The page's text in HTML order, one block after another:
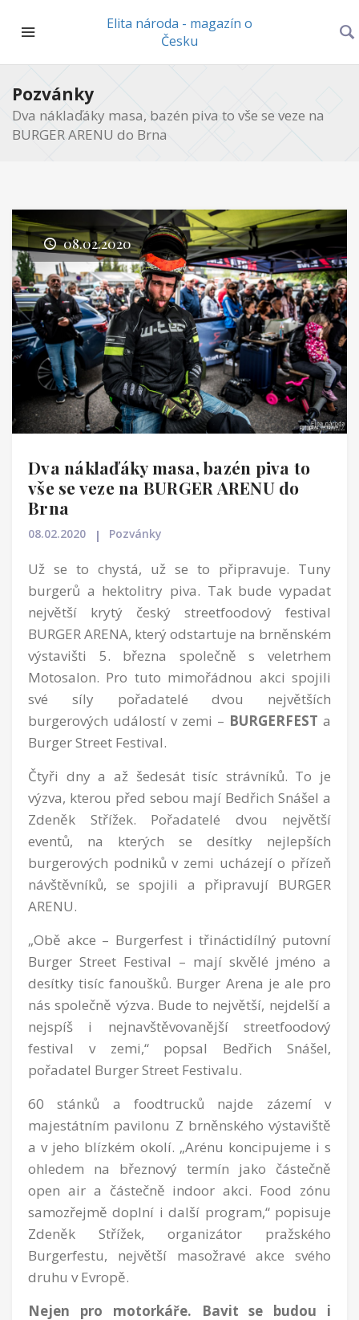
Elita národa - magazín o
Česku
Pozvánky
Dva náklaďáky masa, bazén piva to vše se veze na
BURGER ARENU do Brna
08.02.2020
Dva náklaďáky masa, bazén piva to
vše se veze na BURGER ARENU do
Brna
08.02.2020 Pozvánky
Už se to chystá, už se to připravuje. Tuny
burgerů a hektolitry piva. Tak bude vypadat
největší krytý český streetfoodový festival
BURGER ARENA, který odstartuje na brněnském
výstavišti 5. března společně s veletrhem
Motosalon. Pro tuto mimořádnou akci spojili
své síly pořadatelé dvou největších
burgerových událostí v zemi – BURGERFEST a
Burger Street Festival.
Čtyři dny a až šedesát tisíc strávníků. To je
výzva, kterou před sebou mají Bedřich Snášel a
Zdeněk Střížek. Pořadatelé dvou největší
eventů, na kterých se desítky nejlepších
burgerových podniků v zemi ucházejí o přízeň
návštěvníků, se spojili a připravují BURGER
ARENU.
„Obě akce – Burgerfest i třináctidílný putovní
Burger Street Festival – mají skvělé jméno a
desítky tisíc fanoušků. Burger Arena je ale pro
nás společně výzva. Bude to největší, nejdelší a
nejspíš i nejnavštěvovanější streetfoodový
festival v zemi,“ popsal Bedřich Snášel,
pořadatel Burger Street Festivalu.
60 stánků a foodtrucků najde zázemí v
majestátním pavilonu Z brněnského výstaviště
a v jeho blízkém okolí. „Arénu koncipujeme i s
ohledem na březnový termín jako částečně
open air a částečně indoor akci. Food zónu
samozřejmě doplní i další program,“ popisuje
Zdeněk Střížek, organizátor pražského
Burgerfestu, největší masožravé akce svého
druhu v Evropě.
Nejen pro motorkáře. Bavit se budou i